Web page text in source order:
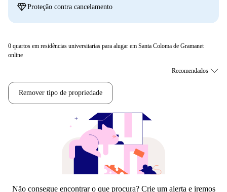
diamondProteção contra cancelamento
0 quartos em residências universitarias para alugar em Santa Coloma de Gramanet
online
Remover tipo de propriedade
Não consegue encontrar o que procura? Crie um alerta e iremos